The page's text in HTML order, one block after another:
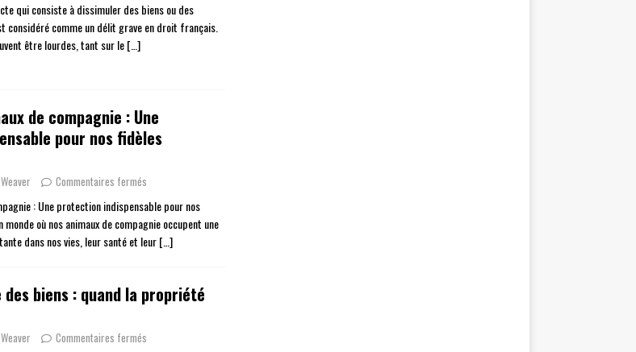
qui consiste à dissimuler des biens ou des
considéré comme un délit grave en droit français.
être lourdes, tant sur le[…]
de compagnie : Une
pour nos fidèles
Commentaires fermés
: Une protection indispensable pour nos
où nos animaux de compagnie occupent une
dans nos vies, leur santé et leur[…]
des biens : quand la propriété
Commentaires fermés